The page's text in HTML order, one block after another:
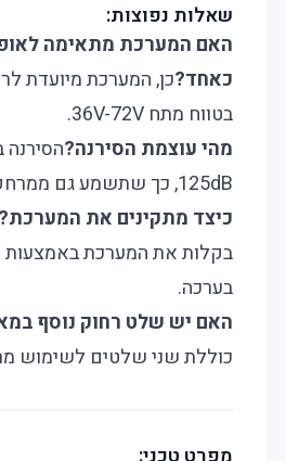
שאלות נפוצות:
האם המערכת מתאימה
כאחד?כן, המערכת מיועדת
בטווח מתח 36V-72V.
מהי עוצמת הסירנה?
125dB, כך שתשמע גם ממרחק.
כיצד מתקינים את המערכת?
בקלות את המערכת באמצעות
בערכה.
האם יש שלט רחוק נוסף
כוללת שני שלטים לשימוש